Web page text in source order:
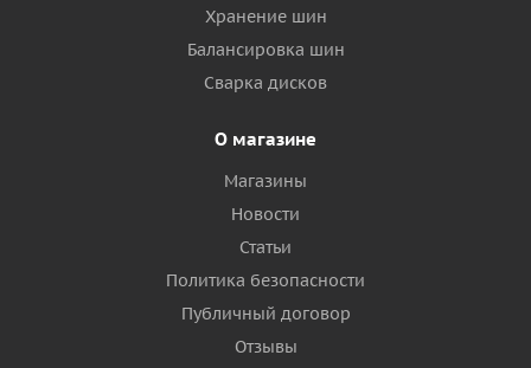
Хранение шин
Балансировка шин
Сварка дисков
О магазине
Магазины
Новости
Статьи
Политика безопасности
Публичный договор
Отзывы